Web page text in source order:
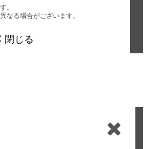
。
なる場合がございます。
閉じる